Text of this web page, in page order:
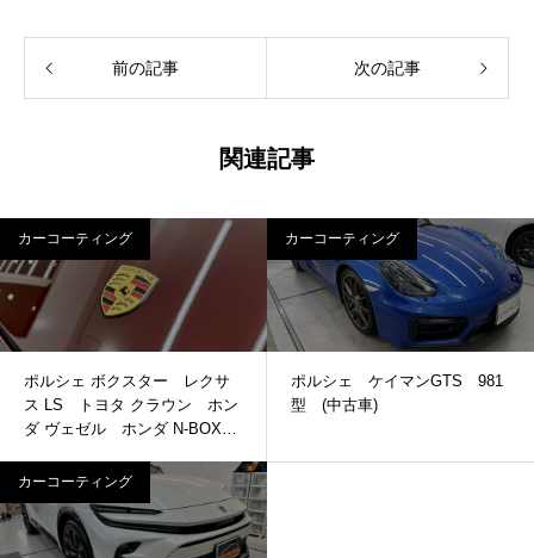
前の記事 次の記事
関連記事
カーコーティング
ポルシェ ボクスター レクサ
ス LS トヨタ クラウン ホン
ダ ヴェゼル ホンダ N-BOX
磨き プロテクションフィル
ム その他
カーコーティング
ポルシェ ケイマンGTS 981
型 (中古車)
カーコーティング